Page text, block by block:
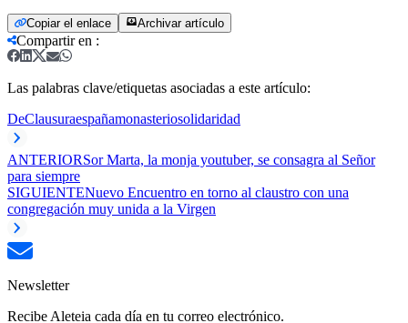
Copiar el enlace Archivar artículo
Compartir en :
Las palabras clave/etiquetas asociadas a este artículo:
DeClausuraespañamonasteriosolidaridad
ANTERIORSor Marta, la monja youtuber, se consagra al Señor
para siempre
SIGUIENTENuevo Encuentro en torno al claustro con una
congregación muy unida a la Virgen
Newsletter
Recibe Aleteia cada día en tu correo electrónico.